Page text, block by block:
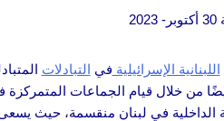
اللبنانية الإسرائيلية في التبادلات
من خلال قيام الجماعات
الداخلية في لبنان منقسمة، حيث